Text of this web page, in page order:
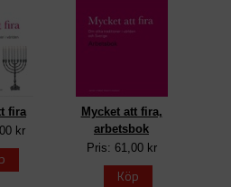
fira
kr
Mycket att fira,
arbetsbok
Pris: 61,00 kr
Köp